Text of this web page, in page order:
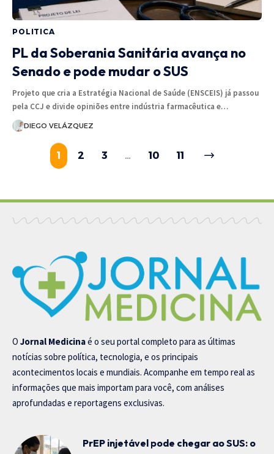
POLITICA
PL da Soberania Sanitária avança no
Senado e pode mudar o SUS
Projeto que cria a Estratégia Nacional de Saúde (ENSCEIS) já passou
pela CCJ e divide opiniões entre indústria farmacêutica e…
DIEGO VELÁZQUEZ
1 2 3 … 10 11
O Jornal Medicinaé o seu portal completo para as últimas
notícias sobre política, tecnologia, e os principais
acontecimentos locais e mundiais. Acompanhe em tempo real as
informações que mais importam para você, com análises
aprofundadas e reportagens exclusivas.
PrEP injetável pode chegar ao SUS: o